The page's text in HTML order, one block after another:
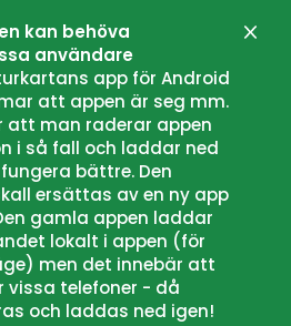
kan behöva
användare
app för Android
att appen är seg mm.
att man raderar appen
i så fall och laddar ned
bättre. Den
ersättas av en ny app
gamla appen laddar
lokalt i appen (för
men det innebär att
vissa telefoner - då
och laddas ned igen!